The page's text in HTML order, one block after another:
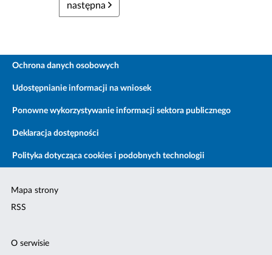
następna
Ochrona danych osobowych
Udostępnianie informacji na wniosek
Ponowne wykorzystywanie informacji sektora publicznego
Deklaracja dostępności
Polityka dotycząca cookies i podobnych technologii
Mapa strony
RSS
O serwisie